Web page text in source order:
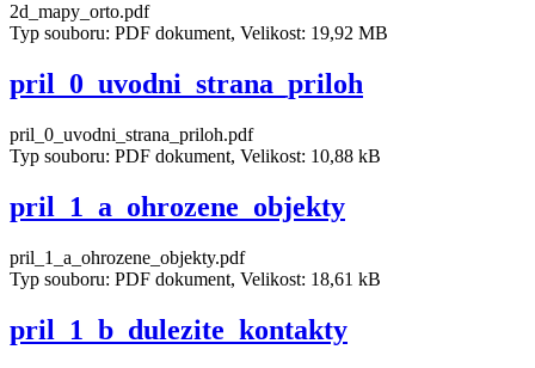
2d_mapy_orto.pdf
Typ souboru: PDF dokument, Velikost: 19,92 MB
pril_0_uvodni_strana_priloh
pril_0_uvodni_strana_priloh.pdf
Typ souboru: PDF dokument, Velikost: 10,88 kB
pril_1_a_ohrozene_objekty
pril_1_a_ohrozene_objekty.pdf
Typ souboru: PDF dokument, Velikost: 18,61 kB
pril_1_b_dulezite_kontakty